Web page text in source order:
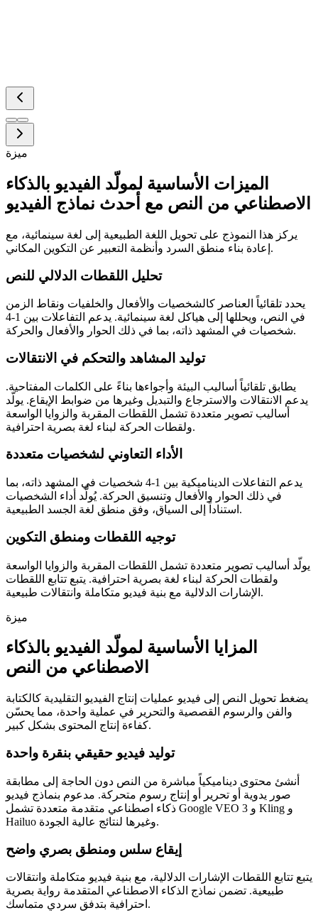
ميزة
الميزات الأساسية لمولّد الفيديو بالذكاء
الاصطناعي من النص مع أحدث نماذج الفيديو
يركز هذا النموذج على تحويل اللغة الطبيعية إلى لغة سينمائية، مع
إعادة بناء منطق السرد وأنظمة التعبير عن التكوين المكاني.
تحليل اللقطات الدلالي للنص
يحدد تلقائياً العناصر كالشخصيات والأفعال والخلفيات ونقاط الزمن
في النص، ويحللها إلى هياكل لغة سينمائية. يدعم التفاعلات بين 1-4
شخصيات في المشهد ذاته، بما في ذلك الحوار والأفعال والحركة.
توليد المشاهد والتحكم في الانتقالات
يطابق تلقائياً أساليب البيئة وأجواءها بناءً على الكلمات المفتاحية.
يدعم الانتقالات والاسترجاع والتبديل وغيرها من ضوابط الإيقاع. يولّد
أساليب تصوير متعددة تشمل اللقطات المقربة والزوايا الواسعة
ولقطات الحركة لبناء لغة بصرية احترافية.
الأداء التعاوني لشخصيات متعددة
يدعم التفاعلات الديناميكية بين 1-4 شخصيات في المشهد ذاته، بما
في ذلك الحوار والأفعال وتنسيق الحركة. يُولَّد أداء الشخصيات
استناداً إلى السياق، وفق منطق لغة الجسد الطبيعية.
توجيه اللقطات ومنطق التكوين
يولّد أساليب تصوير متعددة تشمل اللقطات المقربة والزوايا الواسعة
ولقطات الحركة لبناء لغة بصرية احترافية. يتبع تتابع اللقطات
الإشارات الدلالية مع بنية فيديو متكاملة وانتقالات طبيعية.
ميزة
المزايا الأساسية لمولّد الفيديو بالذكاء
الاصطناعي من النص
يضغط تحويل النص إلى فيديو عمليات إنتاج الفيديو التقليدية كالكتابة
والفن والرسوم القصصية والتحرير في عملية واحدة، مما يحسّن
كفاءة إنتاج المحتوى بشكل كبير.
توليد فيديو حقيقي بنقرة واحدة
أنشئ محتوى ديناميكياً مباشرة من النص دون الحاجة إلى مطابقة
صور يدوية أو تحرير أو إنتاج رسوم متحركة. مدعوم بنماذج فيديو
ذكاء اصطناعي متقدمة متعددة تشمل Google VEO 3 و Kling و
Hailuo وغيرها لنتائج عالية الجودة.
إيقاع سلس ومنطق بصري واضح
يتبع تتابع اللقطات الإشارات الدلالية، مع بنية فيديو متكاملة وانتقالات
طبيعية. تضمن نماذج الذكاء الاصطناعي المتقدمة رواية بصرية
احترافية بتدفق سردي متماسك.